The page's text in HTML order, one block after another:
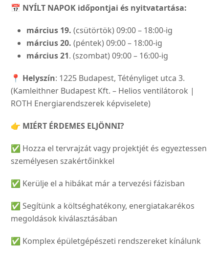
📅 NYÍLT NAPOK időpontjai és nyitvatartása:
március 19. (csütörtök) 09:00 – 18:00-ig
március 20. (péntek) 09:00 – 18:00-ig
március 21. (szombat) 09:00 – 16:00-ig
📍 Helyszín: 1225 Budapest, Tétényliget utca 3.
(Kamleithner Budapest Kft. – Helios ventilátorok |
ROTH Energiarendszerek képviselete)
👉 MIÉRT ÉRDEMES ELJÖNNI?
✅ Hozza el tervrajzát vagy projektjét és egyeztessen
személyesen szakértőinkkel
✅ Kerülje el a hibákat már a tervezési fázisban
✅ Segítünk a költséghatékony, energiatakarékos
megoldások kiválasztásában
✅ Komplex épületgépészeti rendszereket kínálunk